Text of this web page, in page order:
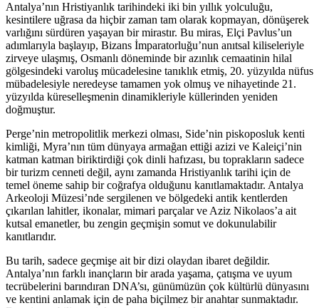
Antalya’nın Hristiyanlık tarihindeki iki bin yıllık yolculuğu,
kesintilere uğrasa da hiçbir zaman tam olarak kopmayan, dönüşerek
varlığını sürdüren yaşayan bir mirastır. Bu miras, Elçi Pavlus’un
adımlarıyla başlayıp, Bizans İmparatorluğu’nun anıtsal kiliseleriyle
zirveye ulaşmış, Osmanlı döneminde bir azınlık cemaatinin hilal
gölgesindeki varoluş mücadelesine tanıklık etmiş, 20. yüzyılda nüfus
mübadelesiyle neredeyse tamamen yok olmuş ve nihayetinde 21.
yüzyılda küreselleşmenin dinamikleriyle küllerinden yeniden
doğmuştur.
Perge’nin metropolitlik merkezi olması, Side’nin piskoposluk kenti
kimliği, Myra’nın tüm dünyaya armağan ettiği azizi ve Kaleiçi’nin
katman katman biriktirdiği çok dinli hafızası, bu toprakların sadece
bir turizm cenneti değil, aynı zamanda Hristiyanlık tarihi için de
temel öneme sahip bir coğrafya olduğunu kanıtlamaktadır. Antalya
Arkeoloji Müzesi’nde sergilenen ve bölgedeki antik kentlerden
çıkarılan lahitler, ikonalar, mimari parçalar ve Aziz Nikolaos’a ait
kutsal emanetler, bu zengin geçmişin somut ve dokunulabilir
kanıtlarıdır.
Bu tarih, sadece geçmişe ait bir dizi olaydan ibaret değildir.
Antalya’nın farklı inançların bir arada yaşama, çatışma ve uyum
tecrübelerini barındıran DNA’sı, günümüzün çok kültürlü dünyasını
ve kentini anlamak için de paha biçilmez bir anahtar sunmaktadır.